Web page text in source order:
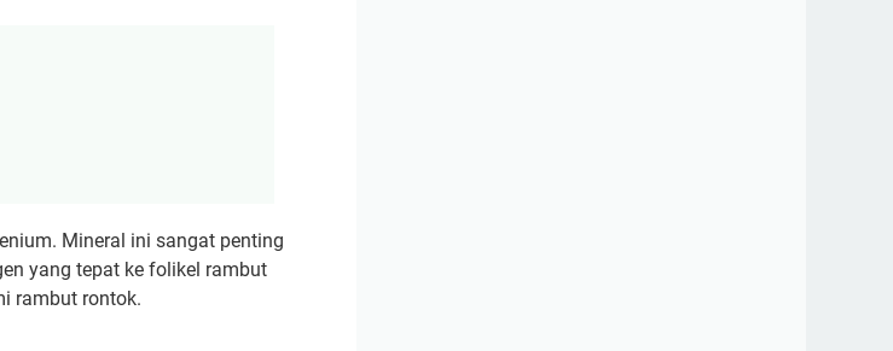
Mineral ini sangat penting
yang tepat ke folikel rambut
rambut rontok.